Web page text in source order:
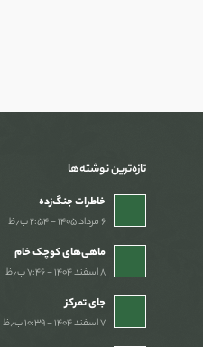
تازه‌ترین نوشته‌ها
خاطرات جنگ‌‌زده
۶ مرداد ۱۴۰۵ - ۲:۵۴ ب٫ظ
ماهی‌های کوچک خام
۸ اسفند ۱۴۰۴ - ۷:۴۶ ب٫ظ
جای تمرکز
۷ اسفند ۱۴۰۴ - ۱۰:۳۹ ب٫ظ